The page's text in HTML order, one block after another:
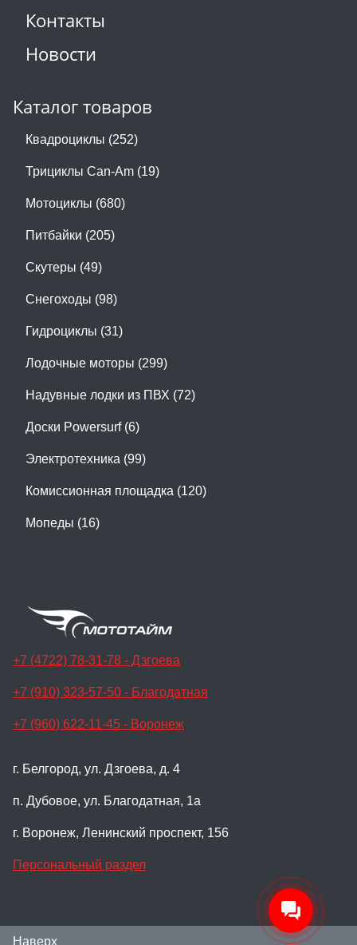
Контакты
Новости
Каталог товаров
Квадроциклы (252)
Трициклы Can-Am (19)
Мотоциклы (680)
Питбайки (205)
Скутеры (49)
Снегоходы (98)
Гидроциклы (31)
Лодочные моторы (299)
Надувные лодки из ПВХ (72)
Доски Powersurf (6)
Электротехника (99)
Комиссионная площадка (120)
Мопеды (16)
+7 (4722) 78-31-78 - Дзгоева
+7 (910) 323-57-50 - Благодатная
+7 (960) 622-11-45 - Воронеж
г. Белгород, ул. Дзгоева, д. 4
п. Дубовое, ул. Благодатная, 1а
г. Воронеж, Ленинский проспект, 156
Персональный раздел
Наверх